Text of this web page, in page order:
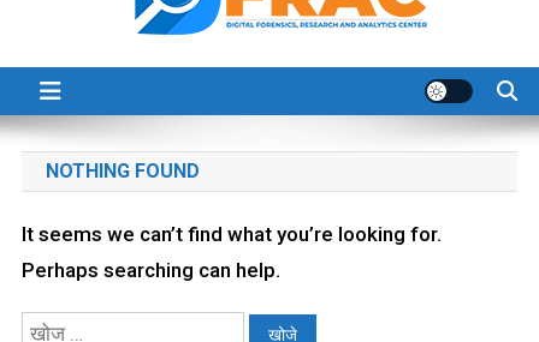
DFRAC_ORG
NOTHING FOUND
It seems we can’t find what you’re looking for.
Perhaps searching can help.
निम्न